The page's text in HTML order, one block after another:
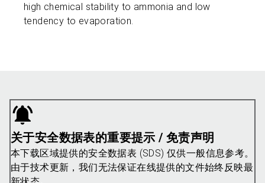
high chemical stability to ammonia and low
tendency to evaporation.
关于安全数据表的重要提示 / 免责声明
本下载区域提供的安全数据表 (SDS) 仅供一般信息参考。
由于技术更新，我们无法保证在线提供的文件始终反映最